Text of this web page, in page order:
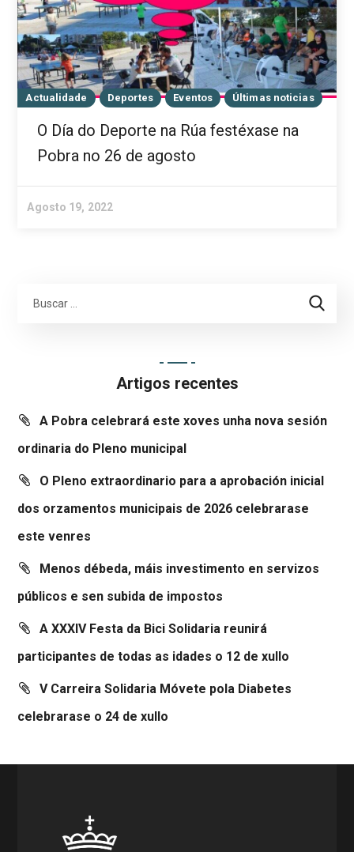
Actualidade Deportes Eventos Últimas noticias
O Día do Deporte na Rúa festéxase na
Pobra no 26 de agosto
Agosto 19, 2022
Artigos recentes
A Pobra celebrará este xoves unha nova sesión
ordinaria do Pleno municipal
O Pleno extraordinario para a aprobación inicial
dos orzamentos municipais de 2026 celebrarase
este venres
Menos débeda, máis investimento en servizos
públicos e sen subida de impostos
A XXXIV Festa da Bici Solidaria reunirá
participantes de todas as idades o 12 de xullo
V Carreira Solidaria Móvete pola Diabetes
celebrarase o 24 de xullo